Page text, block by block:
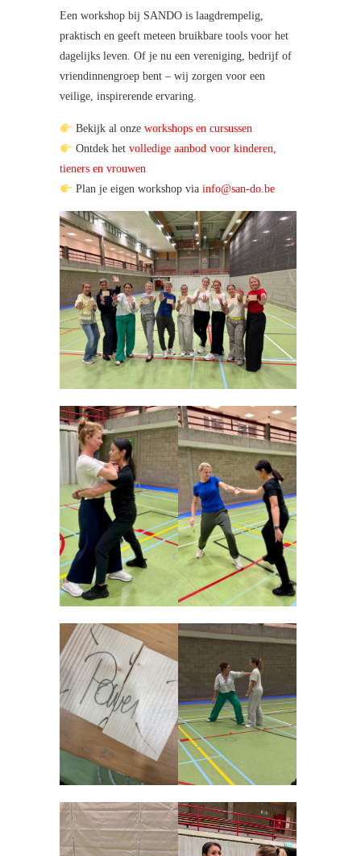
Een workshop bij SANDO is laagdrempelig,
praktisch en geeft meteen bruikbare tools voor het
dagelijks leven. Of je nu een vereniging, bedrijf of
vriendinnengroep bent – wij zorgen voor een
veilige, inspirerende ervaring.
Bekijk al onze workshops en cursussen
Ontdek het volledige aanbod voor kinderen,
tieners en vrouwen
Plan je eigen workshop viainfo@san-do.be